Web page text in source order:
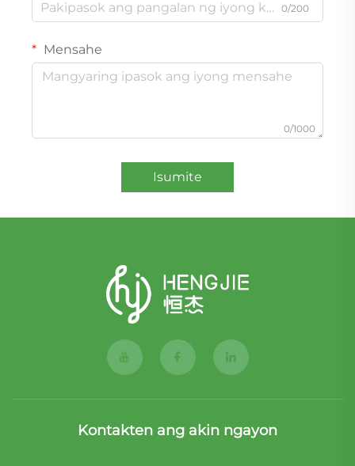
0/200
Mensahe
0/1000
Isumite
Kontakten ang akin ngayon